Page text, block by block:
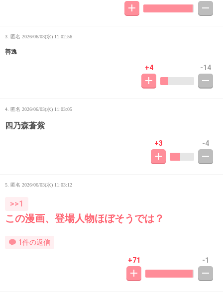
3. 匿名 2026/06/03(水) 11:02:56
善逸
+4 -14
4. 匿名 2026/06/03(水) 11:03:05
四乃森蒼紫
+3 -4
5. 匿名 2026/06/03(水) 11:03:12
>>1
この漫画、登場人物ほぼそうでは？
1件の返信
+71 -1